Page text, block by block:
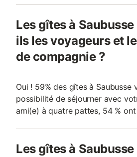
Les gîtes à
ils les voyageurs et
de compagnie ?
Oui ! 59% des gîtes à Saubusse
possibilité de séjourner avec
ami(e) à quatre pattes, 54 %
Les gîtes à